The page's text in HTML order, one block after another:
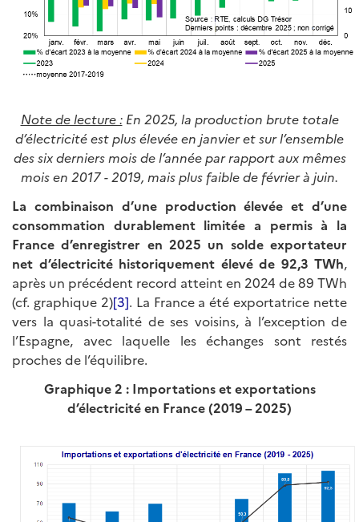
Note de lecture :En 2025, la production brute totale
d’électricité est plus élevée en janvier et sur l’ensemble
des six derniers mois de l’année par rapport aux mêmes
mois en 2017 - 2019, mais plus faible de février à juin.
La combinaison d’une production élevée et d’une
consommation durablement limitée a permis à la
France d’enregistrer en 2025 un solde exportateur
net d’électricité historiquement élevé de 92,3 TWh,
après un précédent record atteint en 2024 de 89 TWh
(cf. graphique 2)[3]. La France a été exportatrice nette
vers la quasi-totalité de ses voisins, à l’exception de
l’Espagne, avec laquelle les échanges sont restés
proches de l’équilibre.
Graphique 2 : Importations et exportations
d’électricité en France (2019 – 2025)